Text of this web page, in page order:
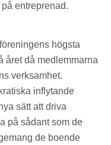
entreprenad.
högsta
året då medlemmarna
verksamhet.
inflytande
sätt att driva
på sådant som de
de boende